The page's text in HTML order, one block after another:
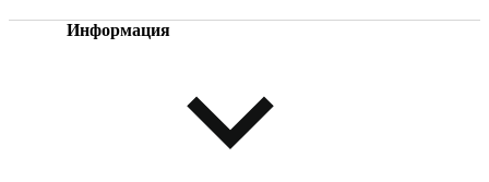
Информация